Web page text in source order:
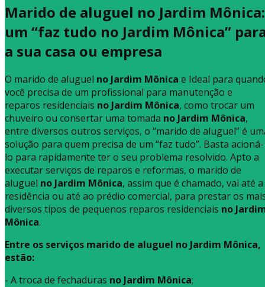
Marido de aluguel no Jardim Mônica:
um “faz tudo no Jardim Mônica”
a sua casa ou empresa
O marido de aluguel no Jardim Mônica e Ideal para
você precisa de um profissional para manutenção e
reparos residenciais no Jardim Mônica, como trocar um
chuveiro ou consertar uma tomada no Jardim Mônica,
entre diversos outros serviços, o “marido de aluguel” é
solução para quem precisa de um “faz tudo”. Basta acioná-
lo para rapidamente ter o seu problema resolvido. Apto a
executar serviços de reparos e reformas, o marido de
aluguel no Jardim Mônica, assim que é chamado, vai até a
residência ou até ao prédio comercial, para prestar os
diversos tipos de pequenos reparos residenciais no
Mônica.
Entre os serviços marido de aluguel no Jardim Mônica,
estão:
- A troca de fechaduras no Jardim Mônica;